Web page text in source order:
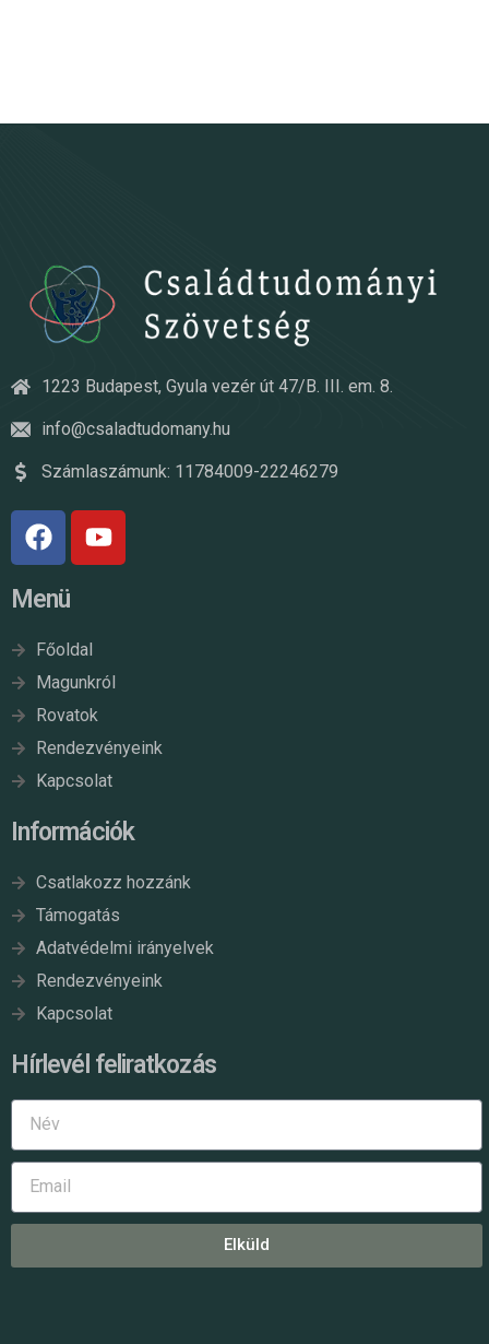
1223 Budapest, Gyula vezér út 47/B. III. em. 8.
info@csaladtudomany.hu
Számlaszámunk: 11784009-22246279
Menü
Főoldal
Magunkról
Rovatok
Rendezvényeink
Kapcsolat
Információk
Csatlakozz hozzánk
Támogatás
Adatvédelmi irányelvek
Rendezvényeink
Kapcsolat
Hírlevél feliratkozás
Elküld